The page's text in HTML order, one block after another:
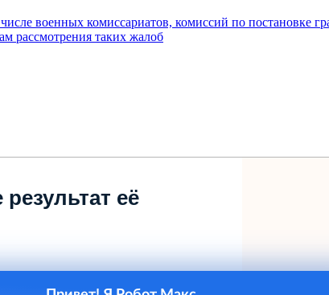
военных комиссариатов, комиссий по постановке
рассмотрения таких жалоб
её